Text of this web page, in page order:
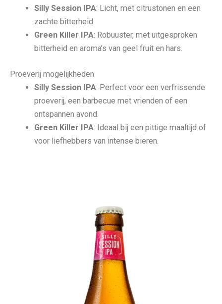
Silly Session IPA: Licht, met citrustonen en een
zachte bitterheid.
Green Killer IPA: Robuuster, met uitgesproken
bitterheid en aroma’s van geel fruit en hars.
Proeverij mogelijkheden
Silly Session IPA: Perfect voor een verfrissende
proeverij, een barbecue met vrienden of een
ontspannen avond.
Green Killer IPA: Ideaal bij een pittige maaltijd of
voor liefhebbers van intense bieren.